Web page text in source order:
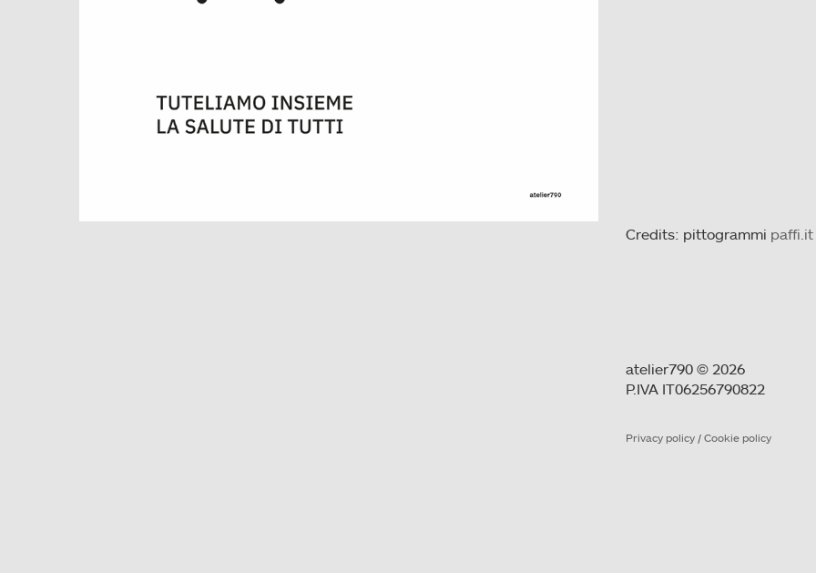
Credits: pittogrammi paffi.it
atelier790 © 2026
P.IVA IT06256790822
Privacy policy / Cookie policy